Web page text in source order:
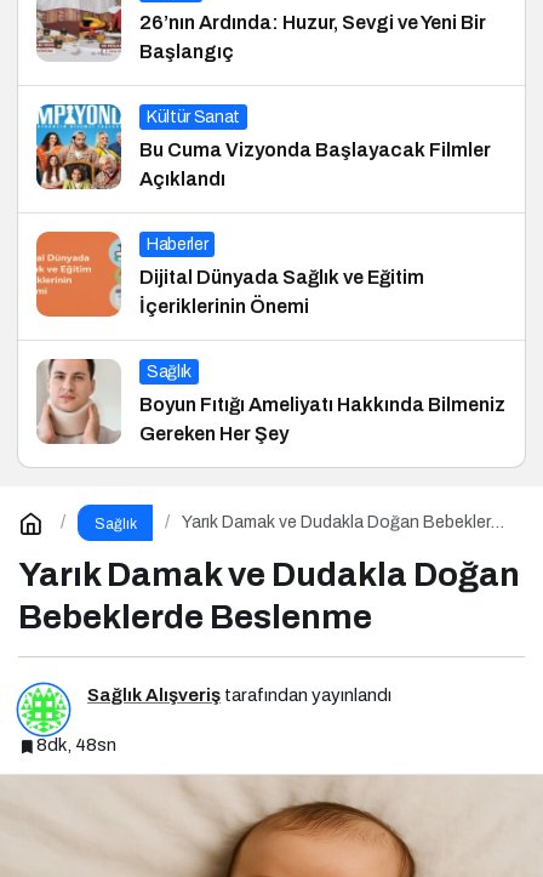
26’nın Ardında: Huzur, Sevgi ve Yeni Bir
Başlangıç
Kültür Sanat
Bu Cuma Vizyonda Başlayacak Filmler
Açıklandı
Haberler
Dijital Dünyada Sağlık ve Eğitim
İçeriklerinin Önemi
Sağlık
Boyun Fıtığı Ameliyatı Hakkında Bilmeniz
Gereken Her Şey
Sağlık
Yarık Damak ve Dudakla Doğan Bebeklerde
Yarık Damak ve Dudakla Doğan
Bebeklerde Beslenme
Sağlık Alışveriş tarafından yayınlandı
8dk, 48sn